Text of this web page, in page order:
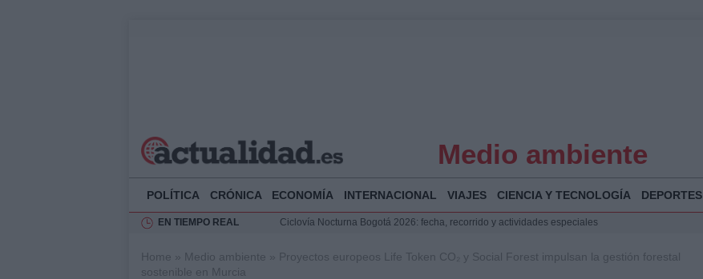
Medio ambiente
POLÍTICA CRÓNICA ECONOMÍA INTERNACIONAL VIAJES CIENCIA Y TECNOLOGÍA DEPORTES
EN TIEMPO REAL
Ciclovía Nocturna Bogotá 2026: fecha, recorrido y actividades especiales
Rehabilitación de la Illa Plana: Menorca apuesta por el deporte náutico sostenible
Home » Medio ambiente » Proyectos europeos Life Token CO₂ y Social Forest impulsan la gestión forestal
sostenible en Murcia